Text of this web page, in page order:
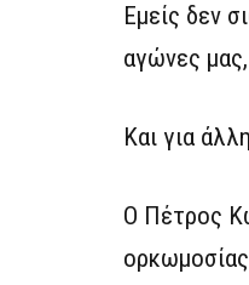
Εμείς δεν
αγώνες
Και για
Ο Πέτρος